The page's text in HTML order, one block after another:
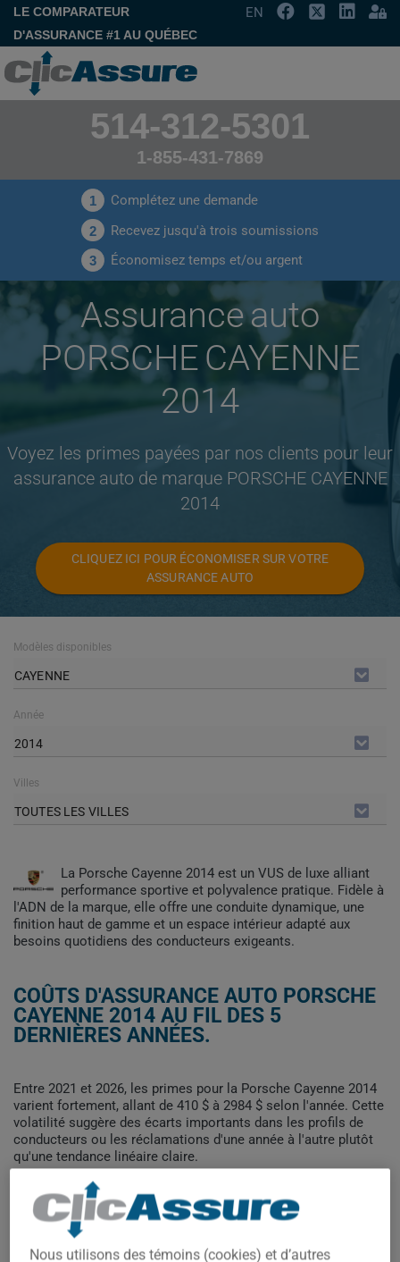
LE COMPARATEUR
D'ASSURANCE #1 AU QUÉBEC
EN
514-312-5301
1-855-431-7869
1 Complétez une demande
2 Recevez jusqu'à trois soumissions
3 Économisez temps et/ou argent
Assurance auto
PORSCHE CAYENNE
2014
Voyez les primes payées par nos clients pour leur
assurance auto de marque PORSCHE CAYENNE
2014
CLIQUEZ ICI POUR ÉCONOMISER SUR VOTRE
ASSURANCE AUTO
Modèles disponibles
CAYENNE
Année
2014
Villes
TOUTES LES VILLES
La Porsche Cayenne 2014 est un VUS de luxe alliant
performance sportive et polyvalence pratique. Fidèle à
l'ADN de la marque, elle offre une conduite dynamique, une
finition haut de gamme et un espace intérieur adapté aux
besoins quotidiens des conducteurs exigeants.
COÛTS D'ASSURANCE AUTO PORSCHE
CAYENNE 2014 AU FIL DES 5
DERNIÈRES ANNÉES.
Entre 2021 et 2026, les primes pour la Porsche Cayenne 2014
varient fortement, allant de 410 $ à 2984 $ selon l'année. Cette
volatilité suggère des écarts importants dans les profils de
conducteurs ou les réclamations d'une année à l'autre plutôt
qu'une tendance linéaire claire.
Pour trouver la meilleur assurance pour votre véhicule
PORSCHE CAYENNE 2014, il est plus important que jamais de
comparer les options disponibles.
Nous utilisons des témoins (cookies) et d’autres